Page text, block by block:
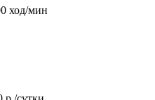
ход/мин